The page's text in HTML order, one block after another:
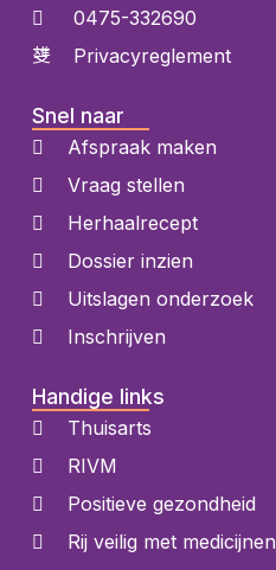
0475-332690
Privacyreglement
Snel naar
Afspraak maken
Vraag stellen
Herhaalrecept
Dossier inzien
Uitslagen onderzoek
Inschrijven
Handige links
Thuisarts
RIVM
Positieve gezondheid
Rij veilig met medicijnen